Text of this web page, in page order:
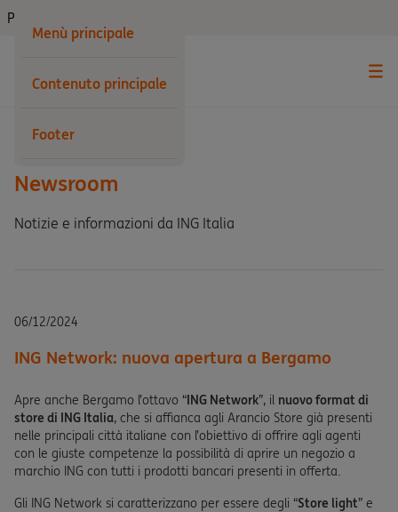
Menù principale
Contenuto principale
Footer
Privati
Newsroom
Notizie e informazioni da ING Italia
06/12/2024
ING Network: nuova apertura a Bergamo
Apre anche Bergamo l’ottavo “ING Network”, il nuovo format di
store di ING Italia, che si affianca agli Arancio Store già presenti
nelle principali città italiane con l’obiettivo di offrire agli agenti
con le giuste competenze la possibilità di aprire un negozio a
marchio ING con tutti i prodotti bancari presenti in offerta.
Gli ING Network si caratterizzano per essere degli “Store light” e